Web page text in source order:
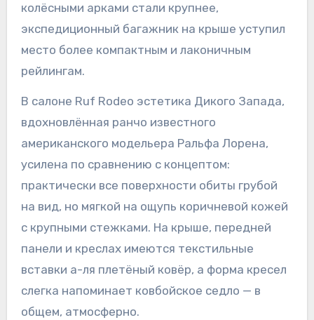
колёсными арками стали крупнее,
экспедиционный багажник на крыше уступил
место более компактным и лаконичным
рейлингам.
В салоне Ruf Rodeo эстетика Дикого Запада,
вдохновлённая ранчо известного
американского модельера Ральфа Лорена,
усилена по сравнению с концептом:
практически все поверхности обиты грубой
на вид, но мягкой на ощупь коричневой кожей
с крупными стежками. На крыше, передней
панели и креслах имеются текстильные
вставки а-ля плетёный ковёр, а форма кресел
слегка напоминает ковбойское седло — в
общем, атмосферно.